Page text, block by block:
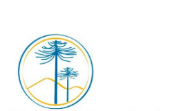
en Chile. Javiera Cienfuegos